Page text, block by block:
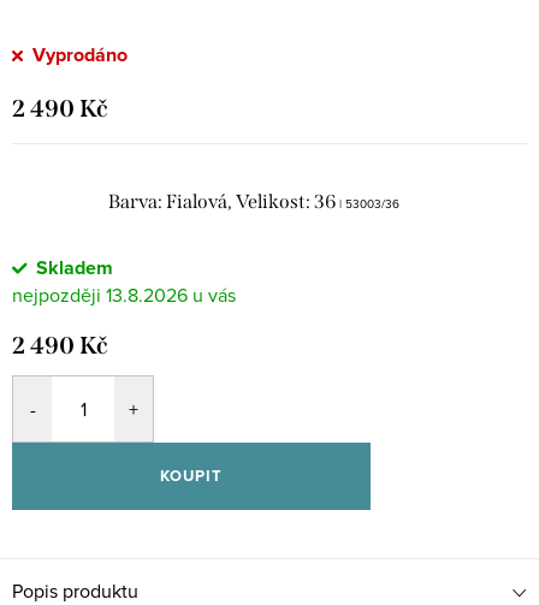
Vyprodáno
2 490 Kč
Barva: Fialová, Velikost: 36 | 53003/36
Skladem
13.8.2026
2 490 Kč
KOUPIT
Popis produktu